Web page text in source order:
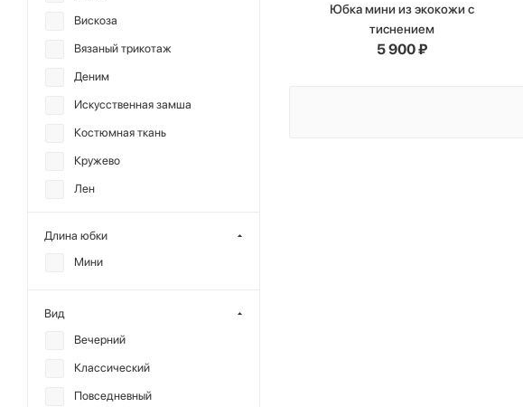
Юбка мини из экокожи с
тиснением
5 900₽
Вискоза
Вязаный трикотаж
Деним
Искусственная замша
Костюмная ткань
Кружево
Лен
Длина юбки
Мини
Вид
Вечерний
Классический
Повседневный